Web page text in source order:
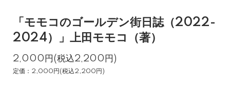
「モモコのゴールデン街日誌（2022-
2024）」上田モモコ（著）
2,000円(税込2,200円)
定価：2,000円(税込2,200円)